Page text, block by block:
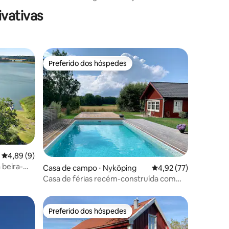
4,89 de uma avaliação média de 5, 9 avaliações
4,89 (9)
beira-
Preferido dos hóspedes
Preferido dos hóspedes
Casa de campo ⋅ Nyköping 4,92 de uma
4,92 (77)
Casa de férias recém-construída com
Preferido dos hóspedes
Preferido dos hóspedes